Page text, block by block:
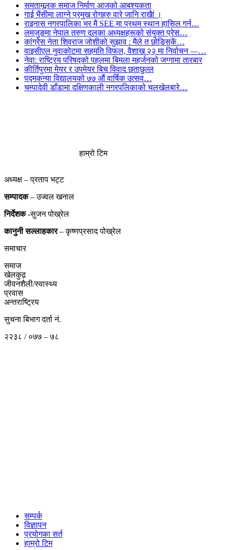
समतामूलक समाज निर्माण आजको आबश्यकता
गाई भैंसीमा लाग्ने प्रमुख रोगहरु वारे जानि राखैां ।
राइनास नगरपालिका भर मै SEE मा प्रथम स्थान हासिल गर्न…
लमजुङमा नेपाल तरुण दलका अध्यक्षहरूको संयुक्त प्रेस…
कांग्रेस नेता शिवराज जोशीको सुझाव : मैले त छोडिसकें…
वाइसीएल नुवाकोटमा सहमति विफल, वैशाख २२ मा निर्वाचन —…
नेवा: राष्ट्रिय परिषद्को पहलमा बिमला महर्जनको जग्गामा तारबार
कीर्तिपुरमा मेयर र उपमेयर बिच विवाद छताछुल्ल
पद्मकन्या विद्यालयको ७७ औं ‌‌वार्षिक ‌उत्सव…
चम्पादेवी डाँडामा दक्षिणकाली नगरपलिकाको चलखेलबारे…
हाम्रो टिम
अध्यक्ष – प्रताप भट्ट
सम्पादक– उज्वल खनाल
निर्देशक-सुजन पोख्रेल
कानुनी सल्लाहकार– कृष्णप्रसाद पोख्रेल
समाचार
समाज
खेलकुद़़
जीवनशैली/स्वास्थ्य
प्रवास
अन्तराष्ट्रिय
सुचना बिभाग दर्ता नं.
२२३८ / ०७७ – ७८
सम्पर्क
विज्ञापन
प्रयोगका सर्त
हाम्रो टिम